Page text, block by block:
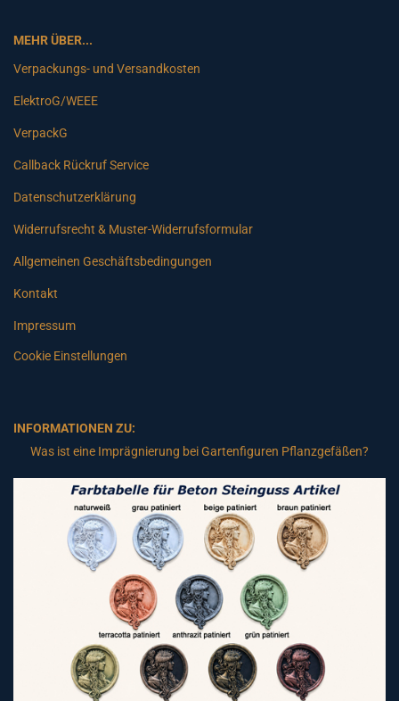
MEHR ÜBER...
Verpackungs- und Versandkosten
ElektroG/WEEE
VerpackG
Callback Rückruf Service
Datenschutzerklärung
Widerrufsrecht & Muster-Widerrufsformular
Allgemeinen Geschäftsbedingungen
Kontakt
Impressum
Cookie Einstellungen
INFORMATIONEN ZU:
Was ist eine Imprägnierung bei Gartenfiguren Pflanzgefäßen?